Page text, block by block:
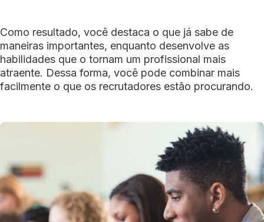
Como resultado, você destaca o que já sabe de
maneiras importantes, enquanto desenvolve as
habilidades que o tornam um profissional mais
atraente. Dessa forma, você pode combinar mais
facilmente o que os recrutadores estão procurando.